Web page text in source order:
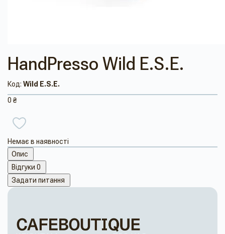
HandPresso Wild E.S.E.
Код: Wild E.S.E.
0 ₴
Немає в наявності
Опис
Відгуки 0
Задати питання